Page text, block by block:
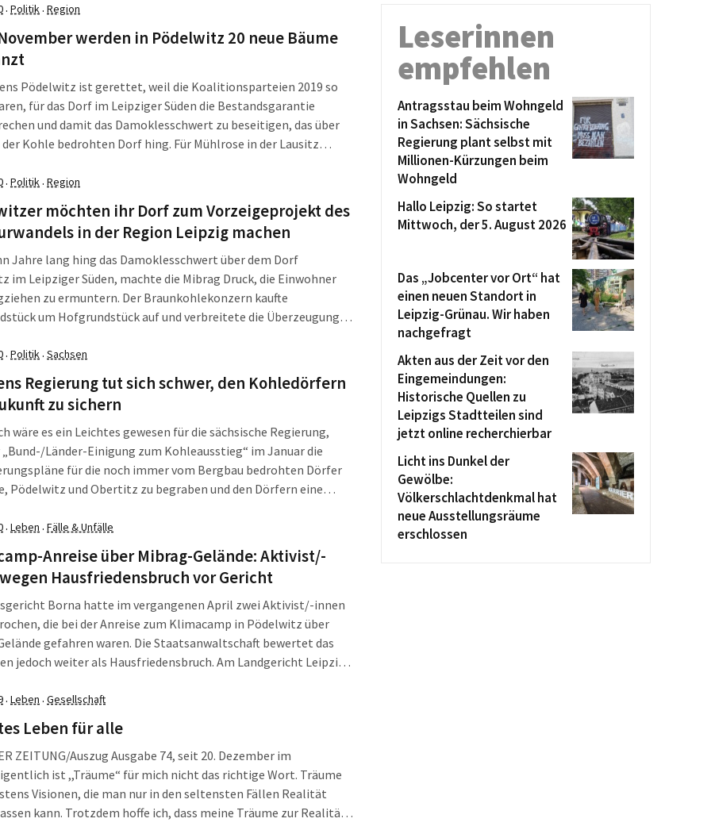
· Politik· Region
werden in Pödelwitz 20 neue Bäume
Pödelwitz ist gerettet, weil die Koalitionsparteien 2019 so
für das Dorf im Leipziger Süden die Bestandsgarantie
und damit das Damoklesschwert zu beseitigen, das über
der Kohle bedrohten Dorf hing. Für Mühlrose in der Lausitz
wieder Bäume gepflanzt.
· Politik· Region
möchten ihr Dorf zum Vorzeigeprojekt des
in der Region Leipzig machen
Jahre lang hing das Damoklesschwert über dem Dorf
im Leipziger Süden, machte die Mibrag Druck, die Einwohner
zu ermuntern. Der Braunkohlekonzern kaufte
um Hofgrundstück auf und verbreitete die Überzeugung,
SPD und Grünen stand dann eindeutig, dass Pödelwitz nicht
werden soll. Und nun? Die Dorfgemeinschaft formuliert ihre
· Politik· Sachsen
Regierung tut sich schwer, den Kohledörfern
zu sichern
wäre es ein Leichtes gewesen für die sächsische Regierung,
„Bund-/Länder-Einigung zum Kohleausstieg“ im Januar die
für die noch immer vom Bergbau bedrohten Dörfer
Pödelwitz und Obertitz zu begraben und den Dörfern eine
obwohl der Ausstiegsfahrplan selbst schon bedeutet, dass die
den Dörfern nicht mehr gebraucht wird.
· Leben · Fälle & Unfälle
Anreise über Mibrag-Gelände: Aktivist/-
Hausfriedensbruch vor Gericht
Borna hatte im vergangenen April zwei Aktivist/-innen
die bei der Anreise zum Klimacamp in Pödelwitz über
gefahren waren. Die Staatsanwaltschaft bewertet das
jedoch weiter als Hausfriedensbruch. Am Landgericht Leipzig
· Leben · Gesellschaft
Leben für alle
ZEITUNG/Auszug Ausgabe 74, seit 20. Dezember im
ist ,,Träume“ für mich nicht das richtige Wort. Träume
Visionen, die man nur in den seltensten Fällen Realität
kann. Trotzdem hoffe ich, dass meine Träume zur Realität
Leserinnen
empfehlen
Antragsstau beim Wohngeld
in Sachsen: Sächsische
Regierung plant selbst mit
Millionen-Kürzungen beim
Wohngeld
Hallo Leipzig: So startet
Mittwoch, der 5. August 2026
Das „Jobcenter vor Ort“ hat
einen neuen Standort in
Leipzig-Grünau. Wir haben
nachgefragt
Akten aus der Zeit vor den
Eingemeindungen:
Historische Quellen zu
Leipzigs Stadtteilen sind
jetzt online recherchierbar
Licht ins Dunkel der
Gewölbe:
Völkerschlachtdenkmal hat
neue Ausstellungsräume
erschlossen